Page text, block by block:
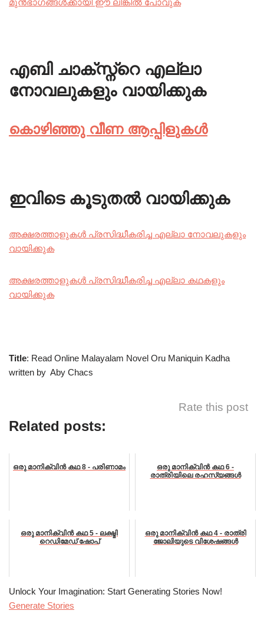
മുൻഭാഗങ്ങൾക്കായി ഈ ലിങ്കിൽ പോവുക
എബി ചാക്സ്ന്റെ എല്ലാ
നോവലുകളും വായിക്കുക
കൊഴിഞ്ഞു വീണ ആപ്പിളുകൾ
ഇവിടെ കൂടുതൽ വായിക്കുക
അക്ഷരത്താളുകൾ പ്രസിദ്ധീകരിച്ച എല്ലാ നോവലുകളും
വായിക്കുക
അക്ഷരത്താളുകൾ പ്രസിദ്ധീകരിച്ച എല്ലാ കഥകളും
വായിക്കുക
Title: Read Online Malayalam Novel Oru Maniquin Kadha
written by Aby Chacs
Rate this post
Related posts:
ഒരു മാനിക്വിൻ കഥ 8 - പരിണാമം
ഒരു മാനിക്വിൻ കഥ 6 -
രാത്രിയിലെ രഹസ്യങ്ങൾ
ഒരു മാനിക്വിൻ കഥ 5 - ലക്ഷ്മി
റെഡിമേഡ് ഷോപ്
ഒരു മാനിക്വിൻ കഥ 4 - രാത്രി
ജോലിയുടെ വിശേഷങ്ങൾ
Unlock Your Imagination: Start Generating Stories Now!
Generate Stories